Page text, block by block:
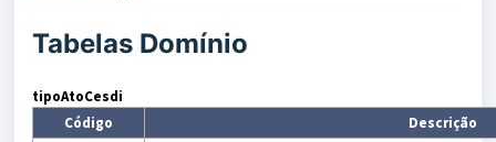
Tabelas Domínio
tipoAtoCesdi
Código
Descrição